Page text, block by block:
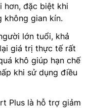
hơn, đặc biệt khi
không gian kín.
lớn tuổi, khả
giá trị thực tế rất
khô giúp hạn chế
khi sử dụng điều
Plus là hỗ trợ giảm